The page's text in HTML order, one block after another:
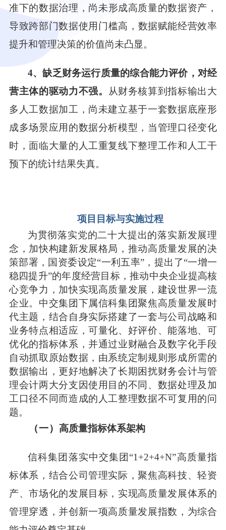
准下的数据治理 ， 尚未形成高质量的数据资产，
导致跨部门数据使用门槛高 ，数据赋能经营效率
提升和管理决策的价值尚未凸显。
4、缺乏财务运行质量的综合能力评价，对经
营主体的驱动力不强。
从财务核算到指标输出大
多人工数据加工，尚未建立基于一套数据底座形
成多场景应用的数据分析模型，当管理口径变化
时，面临大量的人工重复线下整理工作和人工干
预下的统计结果失真。
项目目标与实施过程
为贯彻落实党的二十大提出的落实新发展理
念，加快构建新发展格局，推动高质量发展的决
策部署，国资委设定“一利五率”，提出了“一增一
稳四提升”的年度经营目标，推动中央企业提高核
心竞争力，加快实现高质量发展，建设世界一流
企业。中交集团下属信科集团聚焦高质量发展时
代主题，结合自身实际搭建了一套与公司战略和
业务特点相适应，可量化、好评价、能落地、可
优化的指标体系，并通过业财融合及数字化手段
自动抓取原始数据，由系统定制规则形成所需的
数据输出，更好地解决了长期困扰财务会计与管
理会计两大分支因使用目的不同、数据处理及加
工口径不同而造成的人工整理数据不可复用的问
题。
（一） 高质量指标体系架构
信科集团落实中交集团 “1+2+4+N”高质量指
标体系，结合公司管理实际，聚焦高科技、轻资
产、市场化的发展目标，实现高质量发展体系的
管理穿透，并创新一项高质量发展指数，为综合